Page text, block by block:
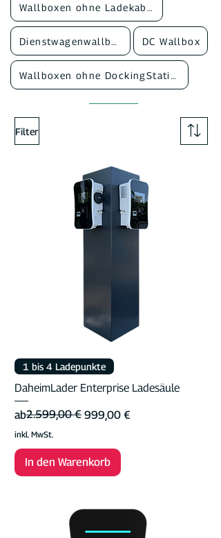
Wallboxen ohne Ladekabel
Dienstwagenwallbox DC Wallbox
Wallboxen ohne DockingStation
Filter
1 bis 4 Ladepunkte
DaheimLader Enterprise Ladesäule
ab
Standardpreis
2.599,00 € 999,00 €
Sale-Preis
inkl. MwSt.
In den Warenkorb